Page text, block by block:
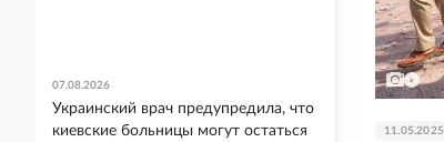
11.05.2025
07.08.2026
Украинский врач предупредила, что
киевские больницы могут остаться